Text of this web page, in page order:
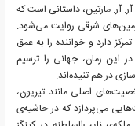
آر. مارتین، داستانی است که
شرقی روایت می‌شود.
دارد و خواننده را به عمق
این رمان، جهانی را ترسیم
در هم تنیده‌اند.
اصلی مانند تیریون،
می‌پردازد که در حاشیه‌ی